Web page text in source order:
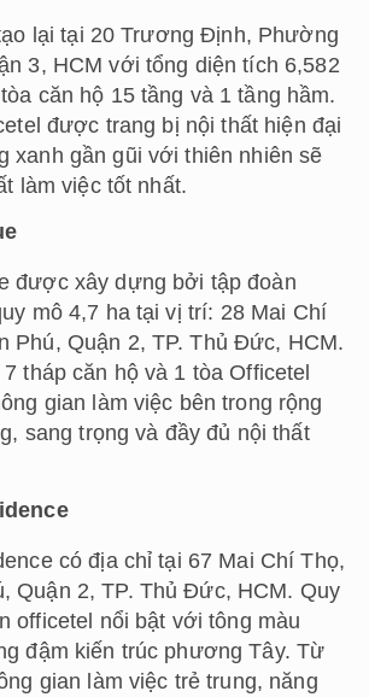
lại tại 20 Trương Định, Phường
3, HCM với tổng diện tích 6,582
căn hộ 15 tầng và 1 tầng hầm.
được trang bị nội thất hiện đại
xanh gần gũi với thiên nhiên sẽ
làm việc tốt nhất.
được xây dựng bởi tập đoàn
mô 4,7 ha tại vị trí: 28 Mai Chí
Phú, Quận 2, TP. Thủ Đức, HCM.
tháp căn hộ và 1 tòa Officetel
gian làm việc bên trong rộng
sang trọng và đầy đủ nội thất
có địa chỉ tại 67 Mai Chí Thọ,
Quận 2, TP. Thủ Đức, HCM. Quy
officetel nổi bật với tông màu
đậm kiến trúc phương Tây. Từ
gian làm việc trẻ trung, năng